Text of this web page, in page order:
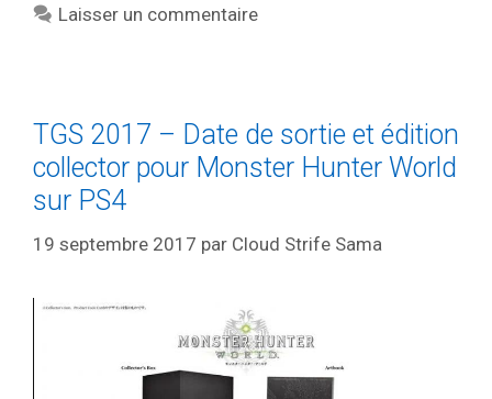
Laisser un commentaire
TGS 2017 – Date de sortie et édition
collector pour Monster Hunter World
sur PS4
19 septembre 2017 par Cloud Strife Sama